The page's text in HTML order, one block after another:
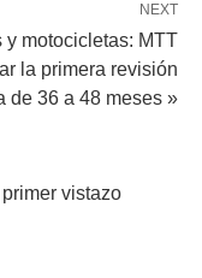
NEXT
motocicletas: MTT
la primera revisión
de 36 a 48 meses »
vistazo